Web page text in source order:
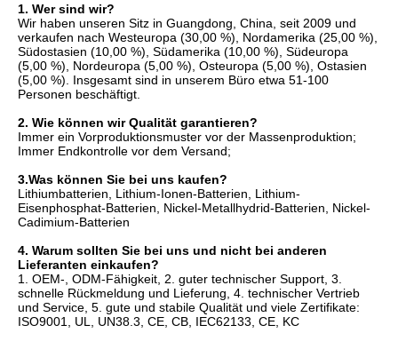
1. Wer sind wir?
Wir haben unseren Sitz in Guangdong, China, seit 2009 und
verkaufen nach Westeuropa (30,00 %), Nordamerika (25,00 %),
Südostasien (10,00 %), Südamerika (10,00 %), Südeuropa
(5,00 %), Nordeuropa (5,00 %), Osteuropa (5,00 %), Ostasien
(5,00 %). Insgesamt sind in unserem Büro etwa 51-100
Personen beschäftigt.
2. Wie können wir Qualität garantieren?
Immer ein Vorproduktionsmuster vor der Massenproduktion;
Immer Endkontrolle vor dem Versand;
3.Was können Sie bei uns kaufen?
Lithiumbatterien, Lithium-Ionen-Batterien, Lithium-
Eisenphosphat-Batterien, Nickel-Metallhydrid-Batterien, Nickel-
Cadimium-Batterien
4. Warum sollten Sie bei uns und nicht bei anderen
Lieferanten einkaufen?
1. OEM-, ODM-Fähigkeit, 2. guter technischer Support, 3.
schnelle Rückmeldung und Lieferung, 4. technischer Vertrieb
und Service, 5. gute und stabile Qualität und viele Zertifikate:
ISO9001, UL, UN38.3, CE, CB, IEC62133, CE, KC